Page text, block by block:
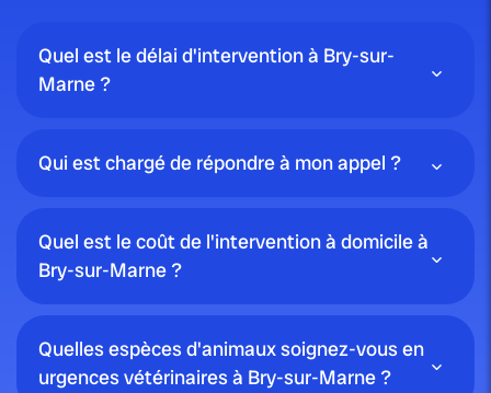
Quel est le délai d'intervention à Bry-sur-
Marne ?
Qui est chargé de répondre à mon appel ?
Quel est le coût de l'intervention à domicile à
Bry-sur-Marne ?
Quelles espèces d'animaux soignez-vous en
urgences vétérinaires à Bry-sur-Marne ?